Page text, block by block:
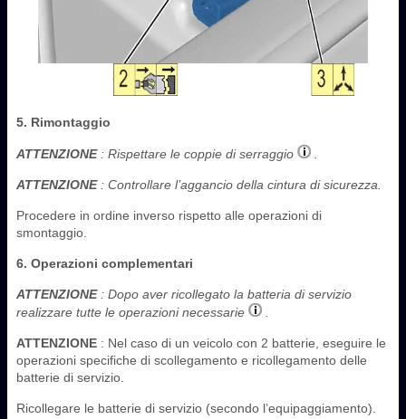
5. Rimontaggio
ATTENZIONE: Rispettare le coppie di serraggio
ATTENZIONE: Controllare l’aggancio della cintura di sicurezza.
Procedere in ordine inverso rispetto alle operazioni di
smontaggio.
6. Operazioni complementari
ATTENZIONE: Dopo aver ricollegato la batteria di servizio
realizzare tutte le operazioni necessarie
ATTENZIONE : Nel caso di un veicolo con 2 batterie, eseguire le
operazioni specifiche di scollegamento e ricollegamento delle
batterie di servizio.
Ricollegare le batterie di servizio (secondo l’equipaggiamento).